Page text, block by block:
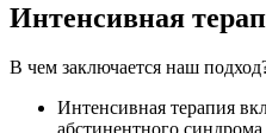
Интенсивная
В чем заключается наш
Интенсивная терапия